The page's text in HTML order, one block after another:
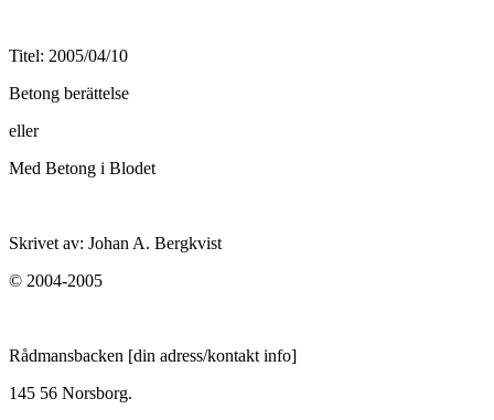
Titel: 2005/04/10
Betong berättelse
eller
Med Betong i Blodet
Skrivet av: Johan A. Bergkvist
© 2004-2005
Rådmansbacken [din adress/kontakt info]
145 56 Norsborg.